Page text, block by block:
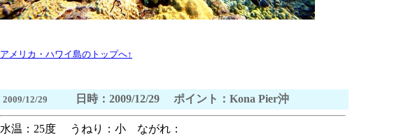
アメリカ・ハワイ島のトップへ↑
2009/12/29 日時：2009/12/29 ポイント：Kona Pier沖
水温：25度 うねり：小 ながれ：